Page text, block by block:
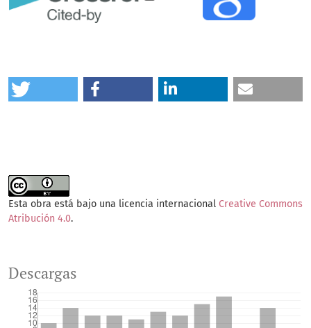
Esta obra está bajo una licencia internacional Creative Commons
Atribución 4.0.
Descargas